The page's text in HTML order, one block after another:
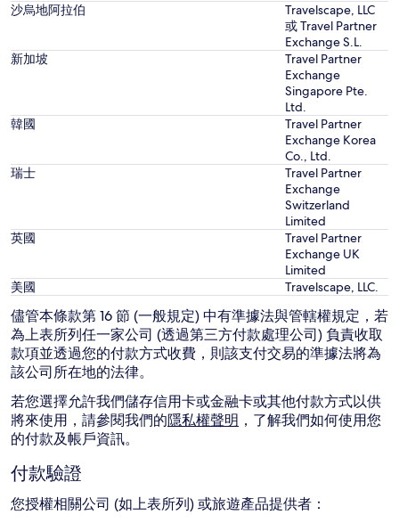
沙烏地阿拉伯
Travelscape, LLC
或 Travel Partner
Exchange S.L.
新加坡
Travel Partner
Exchange
Singapore Pte.
Ltd.
韓國
Travel Partner
Exchange Korea
Co., Ltd.
瑞士
Travel Partner
Exchange
Switzerland
Limited
英國
Travel Partner
Exchange UK
Limited
美國
Travelscape, LLC.
儘管本條款第 16 節 (一般規定) 中有準據法與管轄權規定，若
為上表所列任一家公司 (透過第三方付款處理公司) 負責收取
款項並透過您的付款方式收費，則該支付交易的準據法將為
該公司所在地的法律。
若您選擇允許我們儲存信用卡或金融卡或其他付款方式以供
將來使用，請參閱我們的隱私權聲明 ，了解我們如何使用您
的付款及帳戶資訊。
付款驗證
您授權相關公司 (如上表所列) 或旅遊產品提供者：